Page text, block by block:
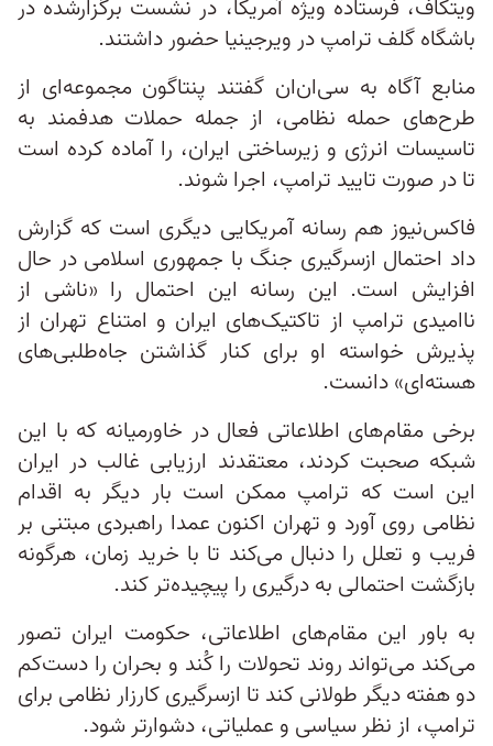
ویتکاف، فرستاده ویژه آمریکا، در نشست برگزارشده در
باشگاه گلف ترامپ در ویرجینیا حضور داشتند.
منابع آگاه به سی‌ان‌ان گفتند پنتاگون مجموعه‌ای از
طرح‌های حمله نظامی، از جمله حملات هدفمند به
تاسیسات انرژی و زیرساختی ایران، را آماده کرده است
تا در صورت تایید ترامپ، اجرا شوند.
فاکس‌نیوز هم رسانه آمریکایی دیگری است که گزارش
داد احتمال ازسرگیری جنگ با جمهوری اسلامی در حال
افزایش است. این رسانه این احتمال را «ناشی از
ناامیدی ترامپ از تاکتیک‌های ایران و امتناع تهران از
پذیرش خواسته او برای کنار گذاشتن جاه‌طلبی‌های
هسته‌ای» دانست.
برخی مقام‌های اطلاعاتی فعال در خاورمیانه که با این
شبکه صحبت کردند، معتقدند ارزیابی غالب در ایران
این است که ترامپ ممکن است بار دیگر به اقدام
نظامی روی آورد و تهران اکنون عمدا راهبردی مبتنی بر
فریب و تعلل را دنبال می‌کند تا با خرید زمان، هرگونه
بازگشت احتمالی به درگیری را پیچیده‌تر کند.
به باور این مقام‌های اطلاعاتی، حکومت ایران تصور
می‌کند می‌تواند روند تحولات را کُند و بحران را دست‌کم
دو هفته دیگر طولانی کند تا ازسرگیری کارزار نظامی برای
ترامپ، از نظر سیاسی و عملیاتی، دشوارتر شود.